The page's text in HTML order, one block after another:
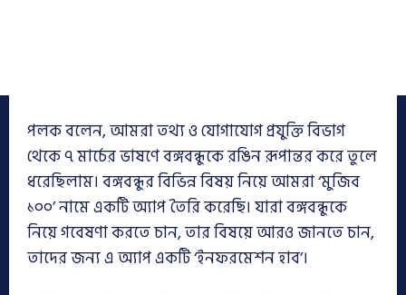
পলক বলেন, আমরা তথ্য ও যোগাযোগ প্রযুক্তি বিভাগ
থেকে ৭ মার্চের ভাষণে বঙ্গবন্ধুকে রঙিন রূপান্তর করে তুলে
ধরেছিলাম। বঙ্গবন্ধুর বিভিন্ন বিষয় নিয়ে আমরা ‘মুজিব
১০০’ নামে একটি অ্যাপ তৈরি করেছি। যারা বঙ্গবন্ধুকে
নিয়ে গবেষণা করতে চান, তার বিষয়ে আরও জানতে চান,
তাদের জন্য এ অ্যাপ একটি ‘ইনফরমেশন হাব’।